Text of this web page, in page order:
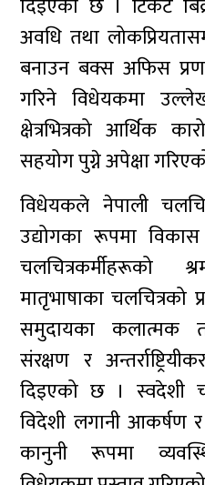
दिइएको छ । टिकट
अवधि तथा
बनाउन बक्स अफिस
गरिने विधेयकमा
क्षेत्रभित्रको आर्थिक
सहयोग पुग्ने अपेक्षा
विधेयकले नेपाली
उद्योगका रूपमा
चलचित्रकर्मीहरूको
मातृभाषाका चलचित्रको
समुदायका कलात्मक
संरक्षण र
दिइएको छ । स्वदेशी
विदेशी लगानी आकर्षण र
कानुनी रूपमा